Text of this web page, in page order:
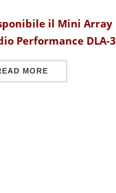
il Mini Array
Performance DLA-3
MORE